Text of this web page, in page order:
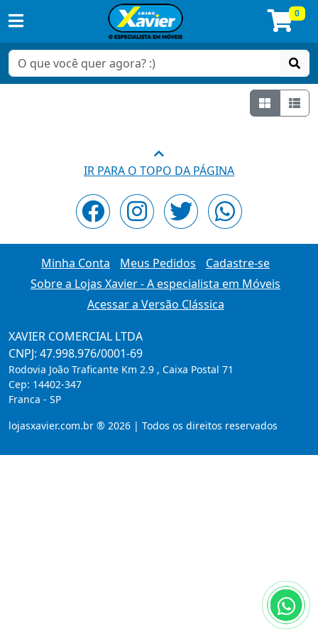
0
Grade
IR PARA O TOPO DA PÁGINA
Minha Conta Meus Pedidos
Cadastre-se
Sobre a Lojas Xavier - A especialista em Móveis
Acessar a Versão Clássica
XAVIER COMERCIAL LTDA
CNPJ: 47.998.976/0001-69
Rodovia João Traficante Km 2.9 , Caixa Postal 71
Cep: 14402-347
Franca - SP
lojasxavier.com.br ® 2026 | Todos os direitos reservados